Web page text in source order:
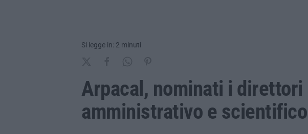
Si legge in: 2 minuti
Arpacal, nominati i direttori
amministrativo e scientifico